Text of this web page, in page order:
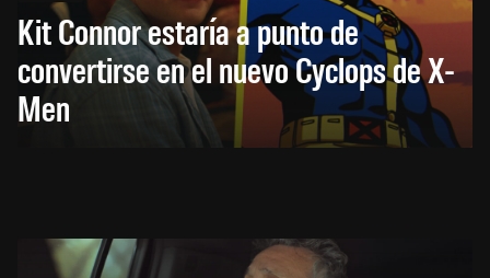
Kit Connor estaría a punto de
convertirse en el nuevo Cyclops de X-
Men